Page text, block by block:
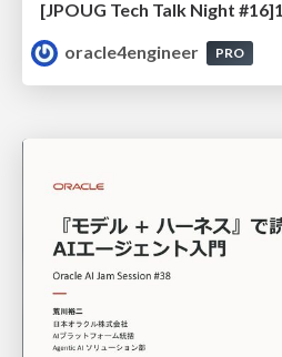
oracle4engineer
PRO